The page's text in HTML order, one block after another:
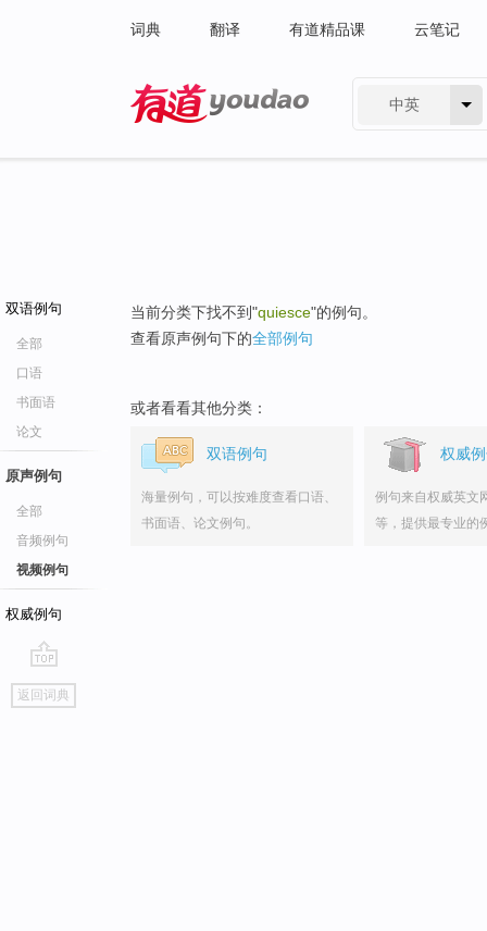
词典 翻译 有道精品课 云笔记
中英
双语例句
全部
口语
书面语
论文
原声例句
全部
音频例句
视频例句
权威例句
go
top
返回词典
当前分类下找不到"quiesce"的例句。
查看原声例句下的全部例句
或者看看其他分类：
双语例句
海量例句，可以按难度查看口语、
书面语、论文例句。
权威
例句来自权威英文
等，提供最专业的